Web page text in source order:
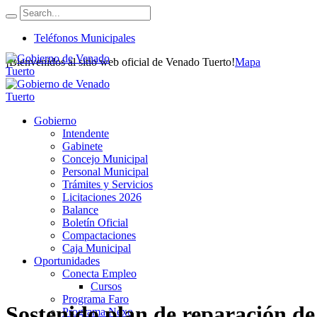
Teléfonos Municipales
¡Bienvenidos al sitio web oficial de Venado Tuerto!Mapa
Gobierno
Intendente
Gabinete
Concejo Municipal
Personal Municipal
Trámites y Servicios
Licitaciones 2026
Balance
Boletín Oficial
Compactaciones
Caja Municipal
Oportunidades
Conecta Empleo
Cursos
Programa Faro
Programa Nexo